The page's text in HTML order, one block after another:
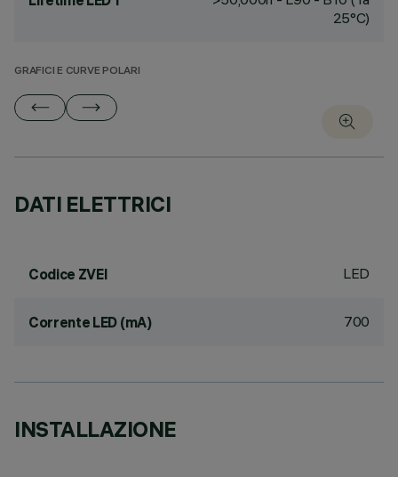
25°C)
GRAFICI E CURVE POLARI
DATI ELETTRICI
Codice ZVEI LED
Corrente LED (mA) 700
INSTALLAZIONE